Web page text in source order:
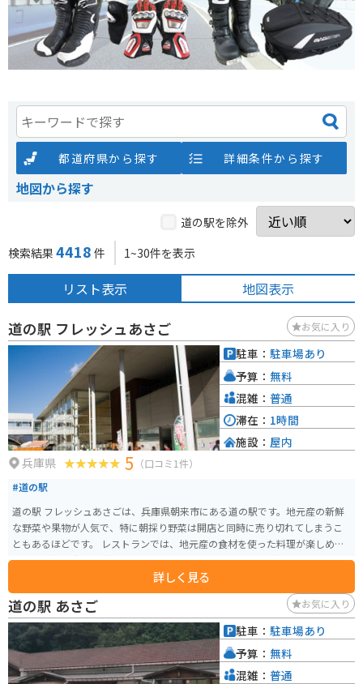
都道府県から探す 詳細条件から探す
地図から探す
道の駅を除外
検索結果 4418 件 1~30件を表示
リスト表示 地図表示
道の駅 フレッシュあさご お気に入り
兵庫県 5 （口コミ1件）
#道の駅
道の駅 フレッシュあさごは、兵庫県朝来市にある道の駅です。地元産の新鮮
な野菜や果物が人気で、特に朝採り野菜は開店と同時に売り切れてしまうこ
ともあるほどです。 レストランでは、地元産の食材を使った料理が楽しめま
す。但馬牛や猪肉など、ここでしか味わえないメニューも人気です。 バイク
で訪れる場合、道の駅には広い駐車場が完備されているので安心です。ま
た、周辺には竹田城跡などの観光スポットも点在しており、ツーリングの拠
点としても最適です。 道の駅 フレッシュあさごは、地元の美味しいものを堪
能できるのはもちろんのこと、周辺の観光も楽しめるスポットです。
詳しく見る
駐車： 駐車場あり
予算： 無料
混雑： 普通
滞在： 1時間
施設： 屋内
道の駅 あさご お気に入り
駐車： 駐車場あり
予算： 無料
混雑： 普通